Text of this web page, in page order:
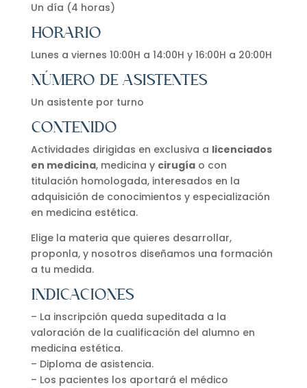
Un día (4 horas)
HORARIO
Lunes a viernes 10:00H a 14:00H y 16:00H a 20:00H
NÚMERO DE ASISTENTES
Un asistente por turno
CONTENIDO
Actividades dirigidas en exclusiva a licenciados
en medicina, medicina y cirugíao con
titulación homologada, interesados en la
adquisición de conocimientos y especialización
en medicina estética.
Elige la materia que quieres desarrollar,
proponla, y nosotros diseñamos una formación
a tu medida.
INDICACIONES
– La inscripción queda supeditada a la
valoración de la cualificación del alumno en
medicina estética.
– Diploma de asistencia.
– Los pacientes los aportará el médico